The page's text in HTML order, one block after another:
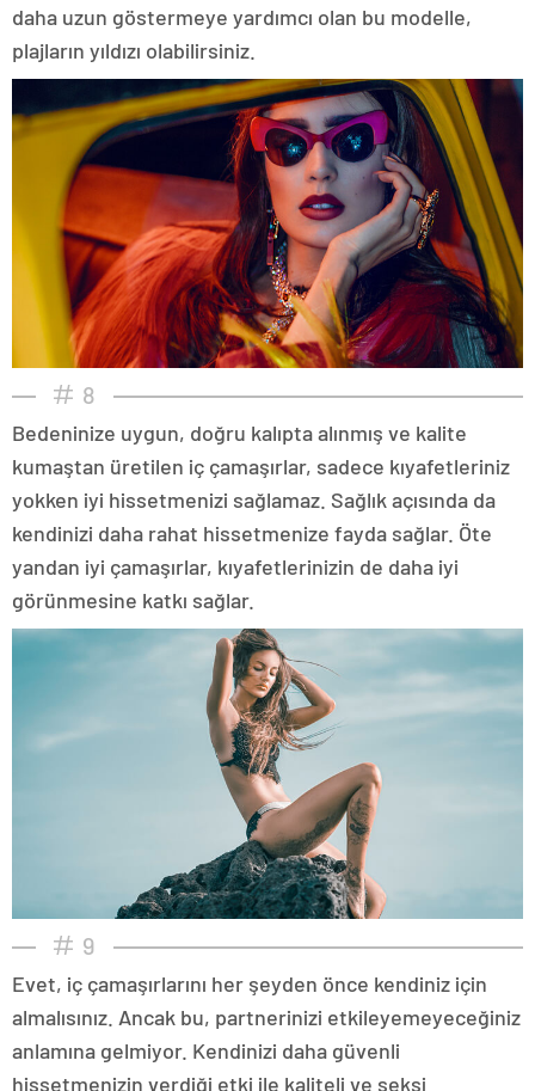
daha uzun göstermeye yardımcı olan bu modelle,
plajların yıldızı olabilirsiniz.
8
Bedeninize uygun, doğru kalıpta alınmış ve kalite
kumaştan üretilen iç çamaşırlar, sadece kıyafetleriniz
yokken iyi hissetmenizi sağlamaz. Sağlık açısında da
kendinizi daha rahat hissetmenize fayda sağlar. Öte
yandan iyi çamaşırlar, kıyafetlerinizin de daha iyi
görünmesine katkı sağlar.
9
Evet, iç çamaşırlarını her şeyden önce kendiniz için
almalısınız. Ancak bu, partnerinizi etkileyemeyeceğiniz
anlamına gelmiyor. Kendinizi daha güvenli
hissetmenizin verdiği etki ile kaliteli ve seksi